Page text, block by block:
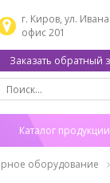
г. Киров, ул.
офис 201
Заказать обратный
Каталог продукции
оборудование